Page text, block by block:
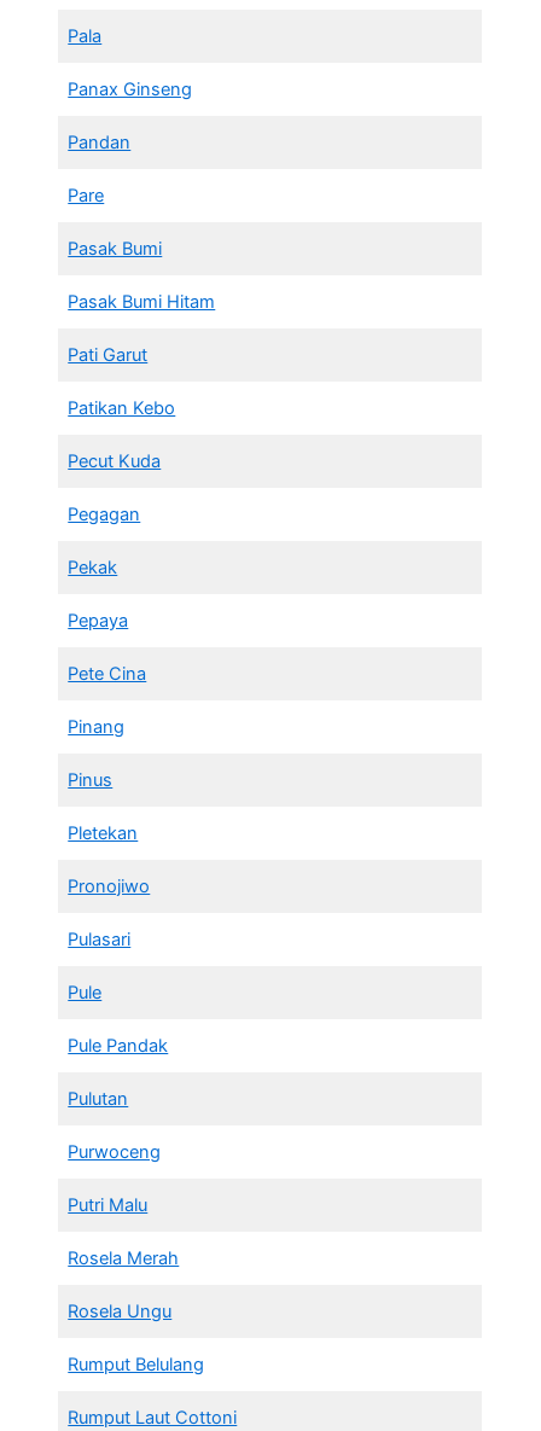
Pala
Panax Ginseng
Pandan
Pare
Pasak Bumi
Pasak Bumi Hitam
Pati Garut
Patikan Kebo
Pecut Kuda
Pegagan
Pekak
Pepaya
Pete Cina
Pinang
Pinus
Pletekan
Pronojiwo
Pulasari
Pule
Pule Pandak
Pulutan
Purwoceng
Putri Malu
Rosela Merah
Rosela Ungu
Rumput Belulang
Rumput Laut Cottoni